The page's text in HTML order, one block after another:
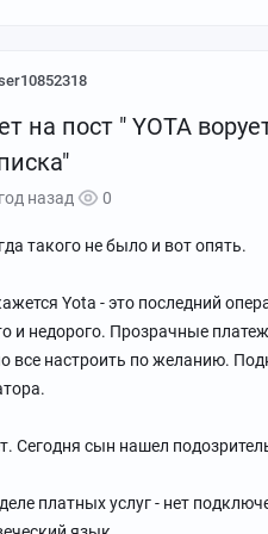
на пост " YOTA
назад 0
такого не было и вот опять.
Yota - это последний
и недорого. Прозрачные
все настроить по желанию.
Сегодня сын нашел
платных услуг - нет